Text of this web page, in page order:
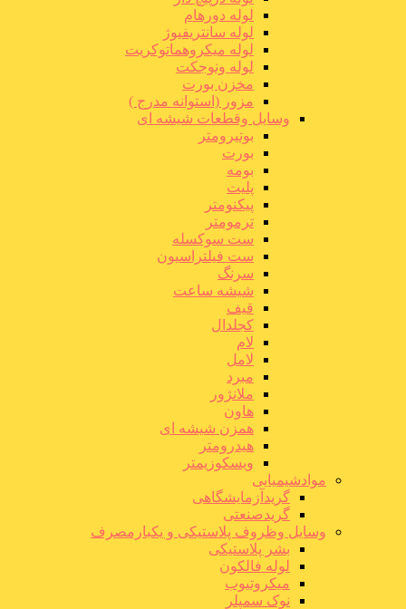
لوله دورهام
لوله سانتریفیوژ
لوله میکروهماتوکریت
لوله ونوجکت
مخزن بورت
مزور (استوانه مدرج )
وسایل وقطعات شیشه ای
بوتیرومتر
بورت
بومه
پلیت
پیکنومتر
ترمومتر
ست سوکسله
ست فیلتراسیون
سرنگ
شیشه ساعت
قیف
کجلدال
لام
لامل
مبرد
ملانژور
هاون
همزن شیشه ای
هیدرومتر
ویسکوزیمتر
موادشیمیایی
گریدآزمایشگاهی
گریدصنعتی
وسایل وظروف پلاستیکی و یکبارمصرف
بشر پلاستیکی
لوله فالکون
میکروتیوب
نوک سمپلر